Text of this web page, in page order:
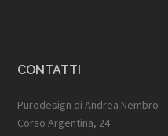
CONTATTI
Purodesign di Andrea Nembro
Corso Argentina, 24